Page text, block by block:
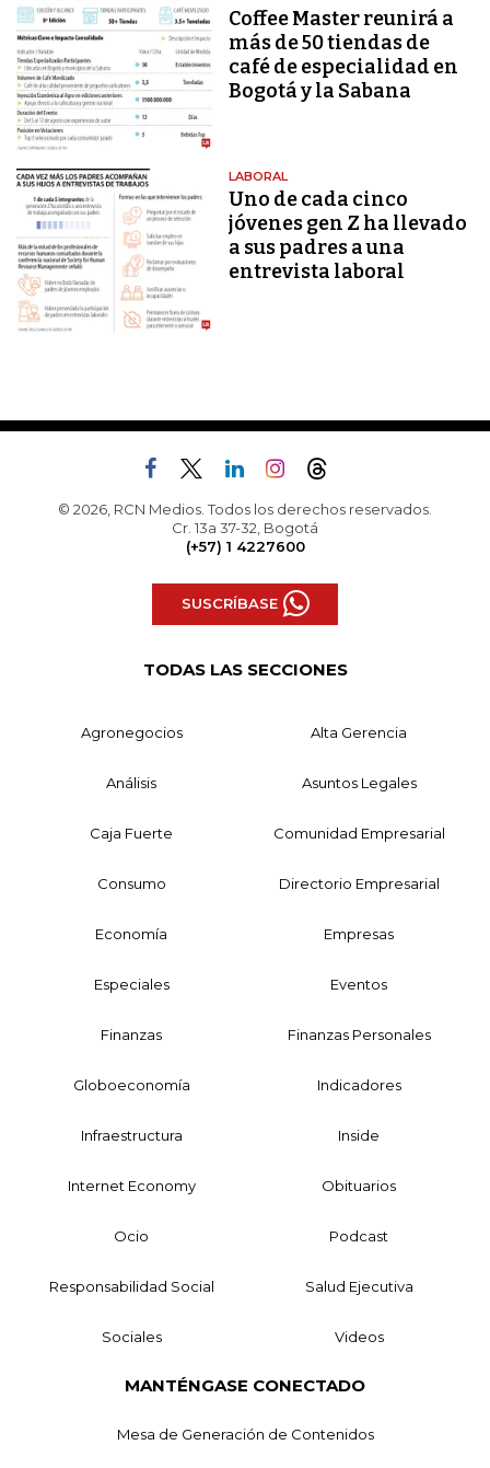
Coffee Master reunirá a
más de 50 tiendas de
café de especialidad en
Bogotá y la Sabana
LABORAL
Uno de cada cinco
jóvenes gen Z ha llevado
a sus padres a una
entrevista laboral
© 2026, RCN Medios. Todos los derechos reservados.
Cr. 13a 37-32, Bogotá
(+57) 1 4227600
SUSCRÍBASE
TODAS LAS SECCIONES
Agronegocios Alta Gerencia
Análisis Asuntos Legales
Caja Fuerte Comunidad Empresarial
Consumo Directorio Empresarial
Economía Empresas
Especiales Eventos
Finanzas Finanzas Personales
Globoeconomía Indicadores
Infraestructura Inside
Internet Economy Obituarios
Ocio Podcast
Responsabilidad Social Salud Ejecutiva
Sociales Videos
MANTÉNGASE CONECTADO
Mesa de Generación de Contenidos